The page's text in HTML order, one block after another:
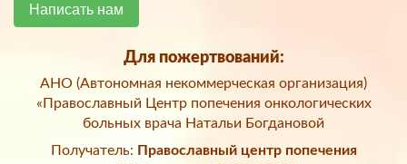
Написать нам
Для пожертвований:
АНО (Автономная некоммерческая организация)
«Православный Центр попечения онкологических
больных врача Натальи Богдановой
Получатель: Православный центр попечения